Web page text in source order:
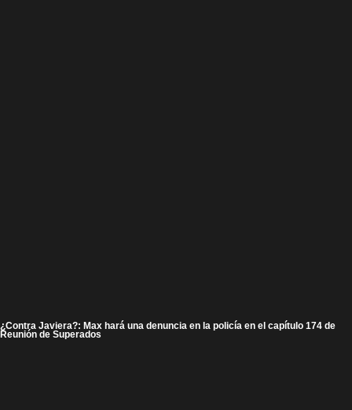
¿Contra Javiera?: Max hará una denuncia en la policía en el capítulo 174 de
Reunión de Superados